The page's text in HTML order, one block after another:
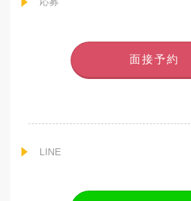
面接予約
LINE